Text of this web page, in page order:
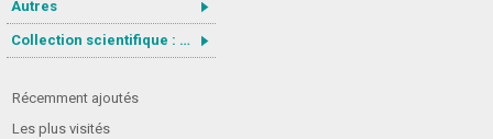
Autres
Collection scientifique : Gastrotricha
Récemment ajoutés
Les plus visités